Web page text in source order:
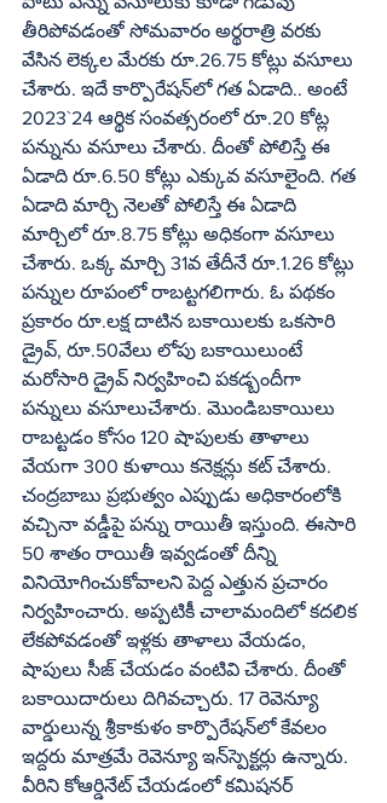
తీరిపోవడంతో సోమవారం అర్థరాత్రి వరకు
వేసిన లెక్కల మేరకు రూ.26.75 కోట్లు వసూలు
చేశారు. ఇదే కార్పొరేషన్‌లో గత ఏడాది.. అంటే
2023`24 ఆర్థిక సంవత్సరంలో రూ.20 కోట్ల
పన్నును వసూలు చేశారు. దీంతో పోలిస్తే ఈ
ఏడాది రూ.6.50 కోట్లు ఎక్కువ వసూలైంది. గత
ఏడాది మార్చి నెలతో పోలిస్తే ఈ ఏడాది
మార్చిలో రూ.8.75 కోట్లు అధికంగా వసూలు
చేశారు. ఒక్క మార్చి 31వ తేదీనే రూ.1.26 కోట్లు
పన్నుల రూపంలో రాబట్టగలిగారు. ఓ పథకం
ప్రకారం రూ.లక్ష దాటిన బకాయిలకు ఒకసారి
డ్రైవ్‌, రూ.50వేలు లోపు బకాయిలుంటే
మరోసారి డ్రైవ్‌ నిర్వహించి పకడ్బందీగా
పన్నులు వసూలుచేశారు. మొండిబకాయిలు
రాబట్టడం కోసం 120 షాపులకు తాళాలు
వేయగా 300 కుళాయి కనెక్షన్లు కట్‌ చేశారు.
చంద్రబాబు ప్రభుత్వం ఎప్పుడు అధికారంలోకి
వచ్చినా వడ్డీపై పన్ను రాయితీ ఇస్తుంది. ఈసారి
50 శాతం రాయితీ ఇవ్వడంతో దీన్ని
వినియోగించుకోవాలని పెద్ద ఎత్తున ప్రచారం
నిర్వహించారు. అప్పటికీ చాలామందిలో కదలిక
లేకపోవడంతో ఇళ్లకు తాళాలు వేయడం,
షాపులు సీజ్‌ చేయడం వంటివి చేశారు. దీంతో
బకాయిదారులు దిగివచ్చారు. 17 రెవెన్యూ
వార్డులున్న శ్రీకాకుళం కార్పొరేషన్‌లో కేవలం
ఇద్దరు మాత్రమే రెవెన్యూ ఇన్‌స్పెక్టర్లు ఉన్నారు.
వీరిని కోఆర్డినేట్‌ చేయడంలో కమిషనర్‌